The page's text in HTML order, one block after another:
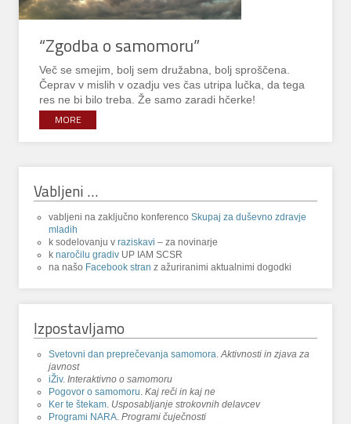
“Zgodba o samomoru”
Več se smejim, bolj sem družabna, bolj sproščena.
Čeprav v mislih v ozadju ves čas utripa lučka, da tega
res ne bi bilo treba. Že samo zaradi hčerke!
MORE
Vabljeni …
vabljeni na zaključno konferencoSkupaj za duševno zdravje
mladih
k sodelovanju vraziskavi – za novinarje
knaročilu gradiv UP IAM SCSR
na našo Facebook stran z ažuriranimi aktualnimi dogodki
Izpostavljamo
Svetovni dan preprečevanja samomora.Aktivnosti in zjava za
javnost
iŽiv.Interaktivno o samomoru
Pogovor o samomoru.Kaj reči in kaj ne
Ker te štekam. Usposabljanje strokovnih delavcev
Programi NARA.Programi čuječnosti